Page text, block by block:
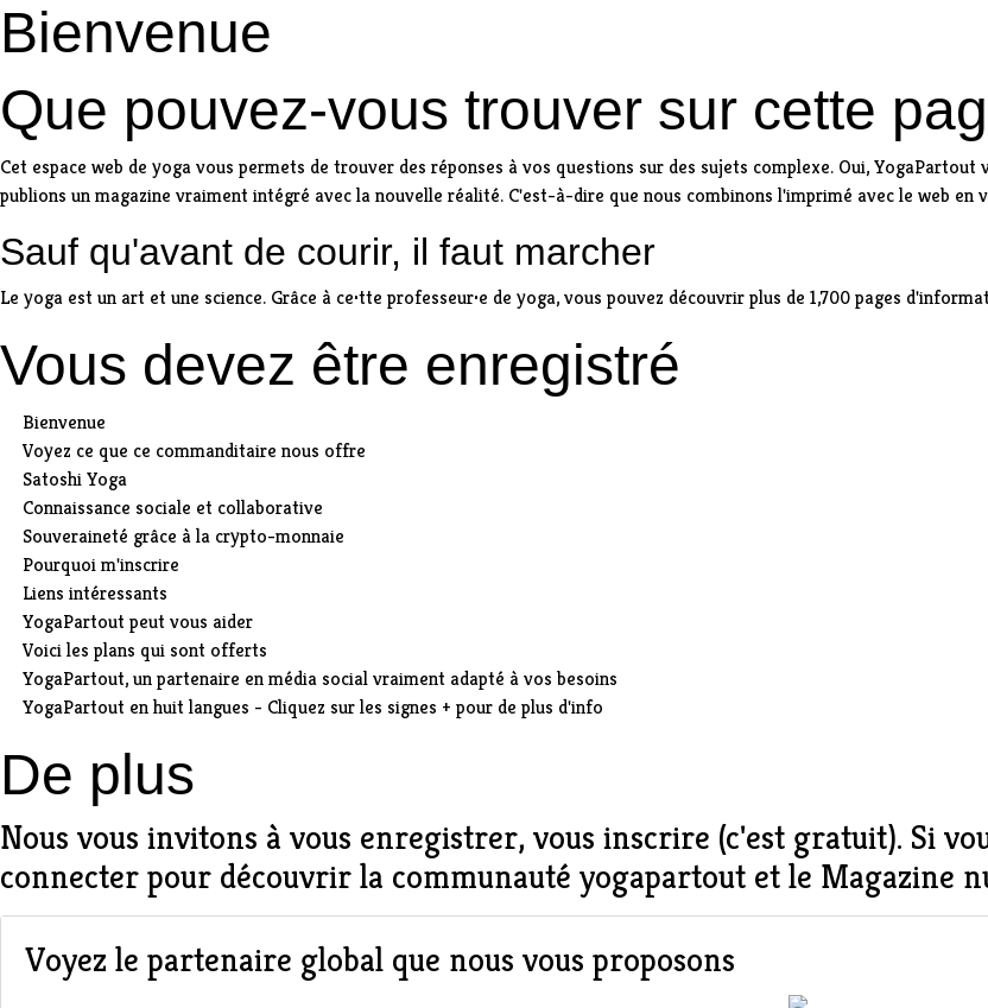
Bienvenue
Que pouvez-vous trouver sur cette
Cet espace web de yoga vous permets de trouver des réponses à vos questions sur des sujets complexe. Oui,
publions un magazine vraiment intégré avec la nouvelle réalité. C'est-à-dire que nous combinons l'imprimé avec le web en
Sauf qu'avant de courir, il faut marcher
Le yoga est un art et une science. Grâce à ce·tte professeur·e de yoga, vous pouvez découvrir plus de 1,700 pages
Vous devez être enregistré
Bienvenue
Voyez ce que ce commanditaire nous offre
Satoshi Yoga
Connaissance sociale et collaborative
Souveraineté grâce à la crypto-monnaie
Pourquoi m'inscrire
Liens intéressants
YogaPartout peut vous aider
Voici les plans qui sont offerts
YogaPartout, un partenaire en média social vraiment adapté à vos besoins
YogaPartout en huit langues - Cliquez sur les signes + pour de plus d'info
De plus
Nous vous invitons à vous enregistrer, vous inscrire (c'est gratuit). Si
connecter pour découvrir la communauté yogapartout et le Magazine
Voyez le partenaire global que nous vous proposons